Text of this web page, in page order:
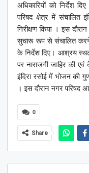
अधिकारियों को निर्देश
परिषद क्षेत्र में
निरीक्षण किया । इस
सुचारू रूप से संचालित
के निर्देश दिए। आश्रय
पर नाराजगी जाहिर की
इंदिरा रसोई में भोजन की
। इस दौरान नगर परिषद
0
Share